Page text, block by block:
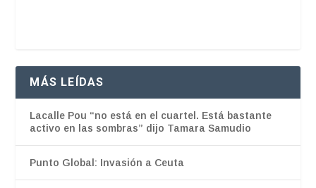
MÁS LEÍDAS
Lacalle Pou “no está en el cuartel. Está bastante
activo en las sombras” dijo Tamara Samudio
Punto Global: Invasión a Ceuta